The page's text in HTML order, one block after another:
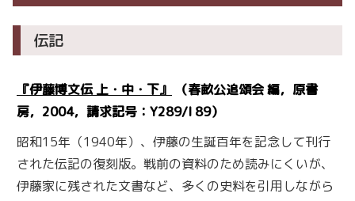
伝記
『伊藤博文伝 上・中・下』
（春畝公追頌会 編，原書
房，2004，請求記号：Y289/I 89）
昭和15年（1940年）、伊藤の生誕百年を記念して刊行
された伝記の復刻版。戦前の資料のため読みにくいが、
伊藤家に残された文書など、多くの史料を引用しながら